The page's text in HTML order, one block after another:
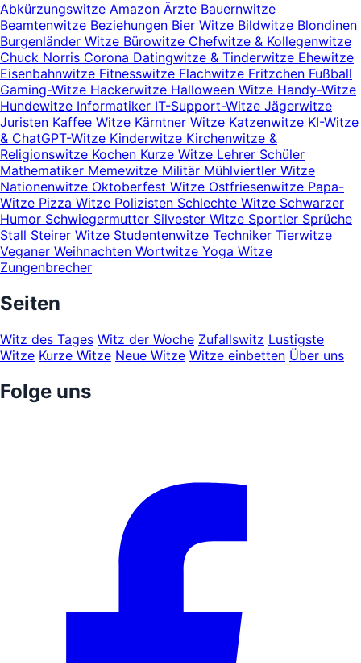
Abkürzungswitze Amazon Ärzte Bauernwitze
Beamtenwitze Beziehungen Bier Witze Bildwitze Blondinen
Burgenländer Witze Bürowitze Chefwitze & Kollegenwitze
Chuck Norris Corona Datingwitze & Tinderwitze Ehewitze
Eisenbahnwitze Fitnesswitze Flachwitze Fritzchen Fußball
Gaming-Witze Hackerwitze Halloween Witze Handy-Witze
Hundewitze Informatiker IT-Support-Witze Jägerwitze
Juristen Kaffee Witze Kärntner Witze Katzenwitze KI-Witze
& ChatGPT-Witze Kinderwitze Kirchenwitze &
Religionswitze Kochen Kurze Witze Lehrer Schüler
Mathematiker Memewitze Militär Mühlviertler Witze
Nationenwitze Oktoberfest Witze Ostfriesenwitze Papa-
Witze Pizza Witze Polizisten Schlechte Witze Schwarzer
Humor Schwiegermutter Silvester Witze Sportler Sprüche
Stall Steirer Witze Studentenwitze Techniker Tierwitze
Veganer Weihnachten Wortwitze Yoga Witze
Zungenbrecher
Seiten
Witz des Tages Witz der Woche Zufallswitz Lustigste
Witze Kurze Witze Neue Witze Witze einbetten Über uns
Folge uns